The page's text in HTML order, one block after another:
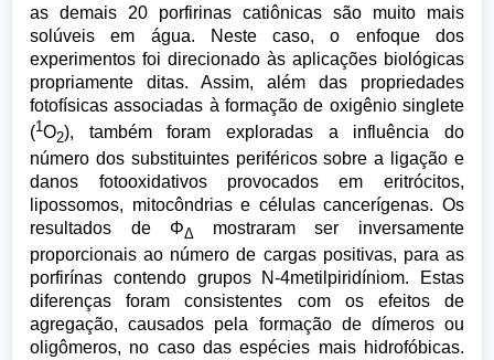
as demais 20 porfirinas catiônicas são muito mais
solúveis em água. Neste caso, o enfoque dos
experimentos foi direcionado às aplicações biológicas
propriamente ditas. Assim, além das propriedades
fotofísicas associadas à formação de oxigênio singlete
(1O2), também foram exploradas a influência do
número dos substituintes periféricos sobre a ligação e
danos fotooxidativos provocados em eritrócitos,
lipossomos, mitocôndrias e células cancerígenas. Os
resultados de ΦΔ mostraram ser inversamente
proporcionais ao número de cargas positivas, para as
porfirínas contendo grupos N-4metilpiridíniom. Estas
diferenças foram consistentes com os efeitos de
agregação, causados pela formação de dímeros ou
oligômeros, no caso das espécies mais hidrofóbicas.